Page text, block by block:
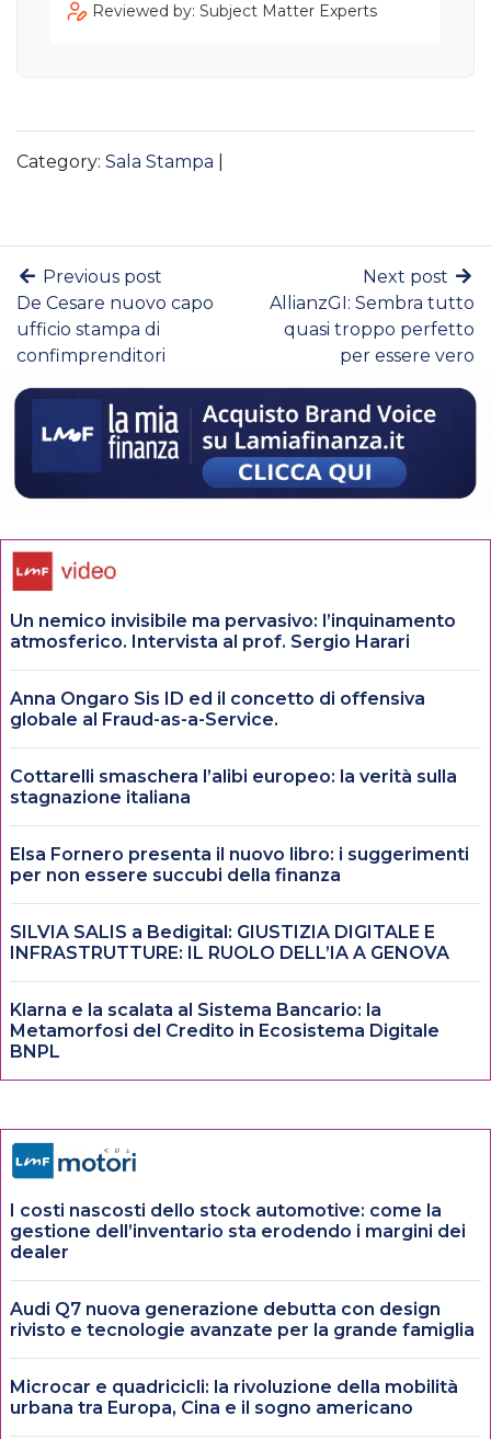
Reviewed by: Subject Matter Experts
Category: Sala Stampa
Previous post
De Cesare nuovo capo
ufficio stampa di
confimprenditori
Next post
AllianzGI: Sembra tutto
quasi troppo perfetto
per essere vero
Un nemico invisibile ma pervasivo: l’inquinamento
atmosferico. Intervista al prof. Sergio Harari
Anna Ongaro Sis ID ed il concetto di offensiva
globale al Fraud-as-a-Service.
Cottarelli smaschera l’alibi europeo: la verità sulla
stagnazione italiana
Elsa Fornero presenta il nuovo libro: i suggerimenti
per non essere succubi della finanza
SILVIA SALIS a Bedigital: GIUSTIZIA DIGITALE E
INFRASTRUTTURE: IL RUOLO DELL’IA A GENOVA
Klarna e la scalata al Sistema Bancario: la
Metamorfosi del Credito in Ecosistema Digitale
BNPL
I costi nascosti dello stock automotive: come la
gestione dell’inventario sta erodendo i margini dei
dealer
Audi Q7 nuova generazione debutta con design
rivisto e tecnologie avanzate per la grande famiglia
Microcar e quadricicli: la rivoluzione della mobilità
urbana tra Europa, Cina e il sogno americano